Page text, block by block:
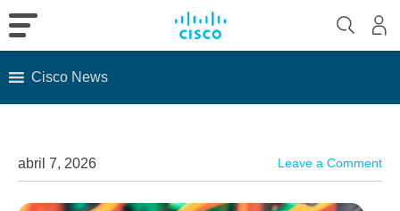
Cisco News
abril 7, 2026 Leave a Comment